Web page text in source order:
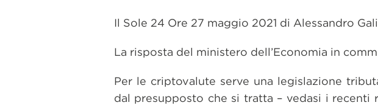
Il Sole 24 Ore 27 maggio 2021 di Alessandro
La risposta del ministero dell’Economia in
Per le criptovalute serve una legislazione
dal presupposto che si tratta – vedasi i